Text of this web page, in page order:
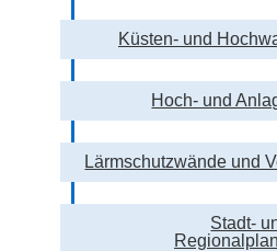
Küsten- und
Hoch- und
Lärmschutzwände und
Stadt-